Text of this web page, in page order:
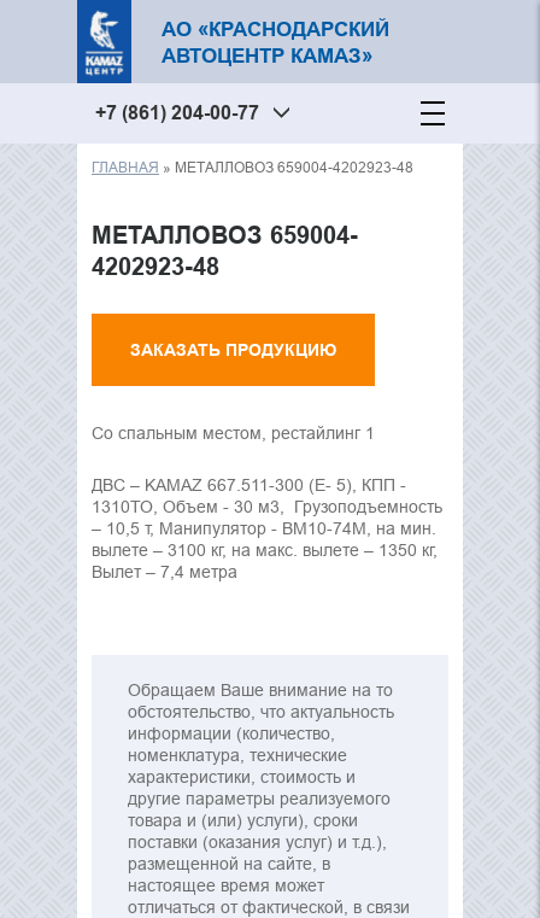
+7 (861) 204-00-77
АО «КРАСНОДАРСКИЙ
АВТОЦЕНТР КАМАЗ»
Вы здесь
ГЛАВНАЯ » МЕТАЛЛОВОЗ 659004-4202923-48
МЕТАЛЛОВОЗ 659004-
4202923-48
ЗАКАЗАТЬ ПРОДУКЦИЮ
Со спальным местом, рестайлинг 1
ДВС – KAMAZ 667.511-300 (Е- 5), КПП -
1310ТО, Объем - 30 м3, Грузоподъемность
– 10,5 т, Манипулятор - ВМ10-74М, на мин.
вылете – 3100 кг, на макс. вылете – 1350 кг,
Вылет – 7,4 метра
Обращаем Ваше внимание на то
обстоятельство, что актуальность
информации (количество,
номенклатура, технические
характеристики, стоимость и
другие параметры реализуемого
товара и (или) услуги), сроки
поставки (оказания услуг) и т.д.),
размещенной на сайте, в
настоящее время может
отличаться от фактической, в связи